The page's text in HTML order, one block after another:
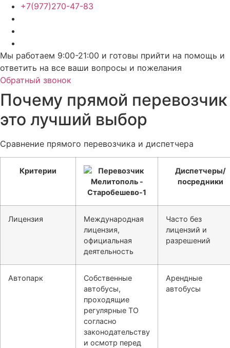
+7(977)270-47-83
Мы работаем 9:00-21:00 и готовы прийти на помощь и
ответить на все ваши вопросы и пожелания
Обратный звонок
Почему прямой перевозчик
это лучший выбор
Сравнение прямого перевозчика и диспетчера
Критерии
Диспетчеры/
посредники
Лицензия
Международная
лицензия,
официальная
деятельность
Часто без
лицензий и
разрешений
Автопарк
Собственные
автобусы,
проходящие
регулярные ТО
согласно
законодательству
и осмотр перед
Арендные
автобусы